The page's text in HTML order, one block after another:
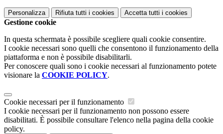
Personalizza Rifiuta tutti i cookies Accetta tutti i cookies
Gestione cookie
In questa schermata è possibile scegliere quali cookie consentire.
I cookie necessari sono quelli che consentono il funzionamento della
piattaforma e non è possibile disabilitarli.
Per conoscere quali sono i cookie necessari al funzionamento potete
visionare la COOKIE POLICY.
Cookie necessari per il funzionamento
I cookie necessari per il funzionamento non possono essere
disabilitati. È possibile consultare l'elenco nella pagina della cookie
policy.